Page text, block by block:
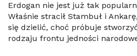
Erdogan nie jest już tak
Właśnie stracił Stambuł i
się dzielić, choć próbuje
rodzaju frontu jedności